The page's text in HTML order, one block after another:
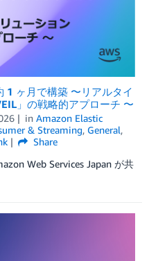
1 ヶ月で構築 〜リアルタイ
」の戦略的アプローチ 〜
in Amazon Elastic
& Streaming, General,
Share
Web Services Japan が共